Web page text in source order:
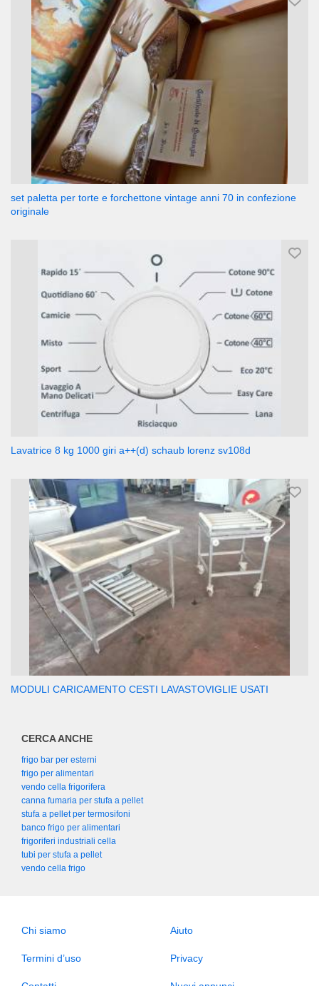
set paletta per torte e forchettone vintage anni 70 in confezione
originale
Lavatrice 8 kg 1000 giri a++(d) schaub lorenz sv108d
MODULI CARICAMENTO CESTI LAVASTOVIGLIE USATI
CERCA ANCHE
frigo bar per esterni
frigo per alimentari
vendo cella frigorifera
canna fumaria per stufa a pellet
stufa a pellet per termosifoni
banco frigo per alimentari
frigoriferi industriali cella
tubi per stufa a pellet
vendo cella frigo
Chi siamo Aiuto
Termini d’uso Privacy